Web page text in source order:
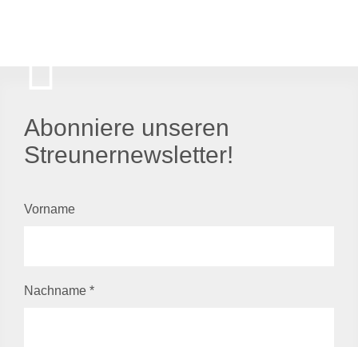
Abonniere unseren
Streunernewsletter!
Vorname
Nachname *